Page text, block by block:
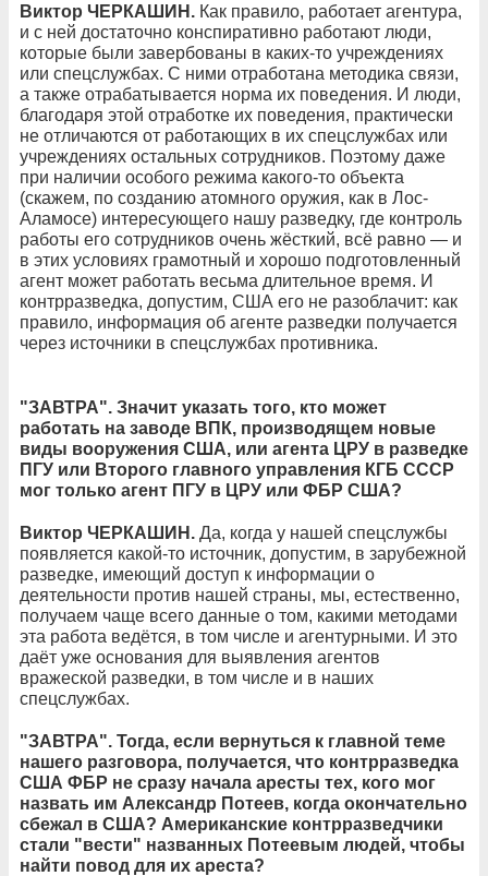
Виктор ЧЕРКАШИН. Как правило, работает агентура,
и с ней достаточно конспиративно работают люди,
которые были завербованы в каких-то учреждениях
или спецслужбах. С ними отработана методика связи,
а также отрабатывается норма их поведения. И люди,
благодаря этой отработке их поведения, практически
не отличаются от работающих в их спецслужбах или
учреждениях остальных сотрудников. Поэтому даже
при наличии особого режима какого-то объекта
(скажем, по созданию атомного оружия, как в Лос-
Аламосе) интересующего нашу разведку, где контроль
работы его сотрудников очень жёсткий, всё равно — и
в этих условиях грамотный и хорошо подготовленный
агент может работать весьма длительное время. И
контрразведка, допустим, США его не разоблачит: как
правило, информация об агенте разведки получается
через источники в спецслужбах противника.
"ЗАВТРА". Значит указать того, кто может
работать на заводе ВПК, производящем новые
виды вооружения США, или агента ЦРУ в разведке
ПГУ или Второго главного управления КГБ СССР
мог только агент ПГУ в ЦРУ или ФБР США?
Виктор ЧЕРКАШИН. Да, когда у нашей спецслужбы
появляется какой-то источник, допустим, в зарубежной
разведке, имеющий доступ к информации о
деятельности против нашей страны, мы, естественно,
получаем чаще всего данные о том, какими методами
эта работа ведётся, в том числе и агентурными. И это
даёт уже основания для выявления агентов
вражеской разведки, в том числе и в наших
спецслужбах.
"ЗАВТРА". Тогда, если вернуться к главной теме
нашего разговора, получается, что контрразведка
США ФБР не сразу начала аресты тех, кого мог
назвать им Александр Потеев, когда окончательно
сбежал в США? Американские контрразведчики
стали "вести" названных Потеевым людей, чтобы
найти повод для их ареста?